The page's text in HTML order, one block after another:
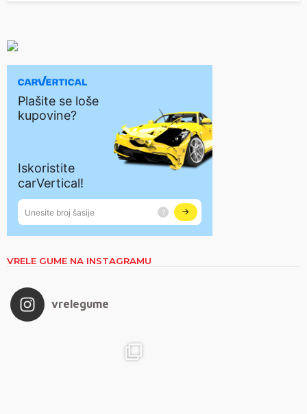
VRELE GUME NA INSTAGRAMU
vrelegume